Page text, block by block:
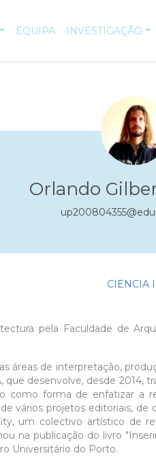
EQUIPA INVESTIGAÇÃO
Orlando
CIENCIA
pela Faculdade de
áreas de interpretação,
que desenvolve, desde 2014,
como forma de enfatizar a
vários projetos editoriais, de
um colectivo artístico de
na publicação do livro
Universitário do Porto.